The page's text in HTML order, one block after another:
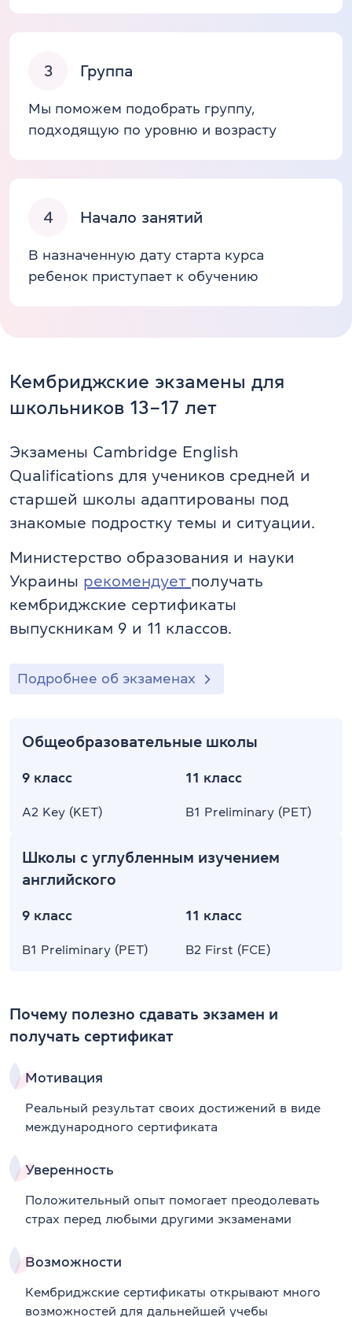
3 Группа
Мы поможем подобрать группу,
подходящую по уровню и возрасту
4 Начало занятий
В назначенную дату старта курса
ребенок приступает к обучению
Кембриджские экзамены для
школьников 13–17 лет
Экзамены Cambridge English
Qualifications для учеников средней и
старшей школы адаптированы под
знакомые подростку темы и ситуации.
Министерство образования и науки
Украины рекомендует получать
кембриджские сертификаты
выпускникам 9 и 11 классов.
Подробнее об экзаменах
Общеобразовательные школы
9 класс
A2 Key (KET)
11 класс
B1 Preliminary (PET)
Школы с углубленным изучением
английского
9 класс
B1 Preliminary (PET)
11 класс
B2 First (FCE)
Почему полезно сдавать экзамен и
получать сертификат
Мотивация
Реальный результат своих достижений в виде
международного сертификата
Уверенность
Положительный опыт помогает преодолевать
страх перед любыми другими экзаменами
Возможности
Кембриджские сертификаты открывают много
возможностей для дальнейшей учебы